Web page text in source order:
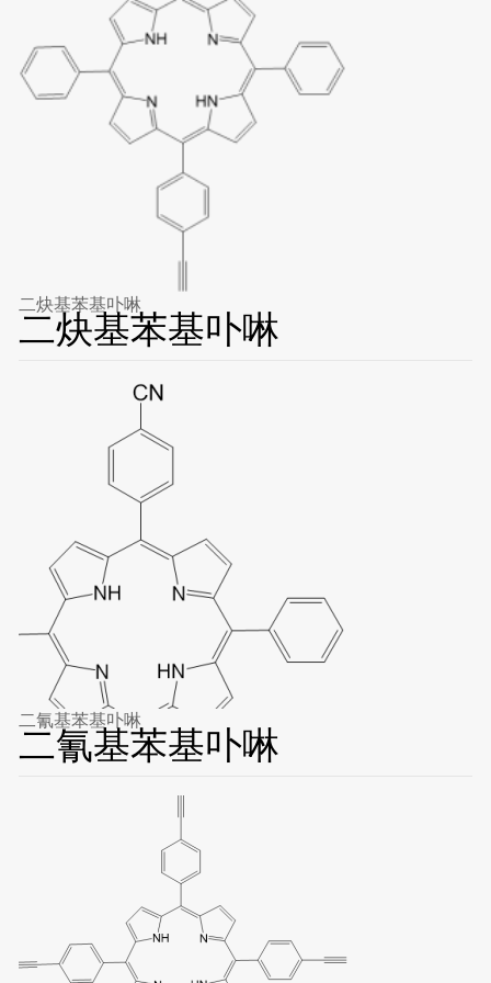
二炔基苯基卟啉
二炔基苯基卟啉
二氰基苯基卟啉
二氰基苯基卟啉